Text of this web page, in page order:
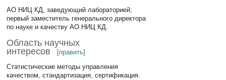
АО НИЦ КД, заведующий лабораторией;
первый заместитель генерального директора
по науке и качеству АО НИЦ КД.
Область научных
интересов
[править]
Статистические методы управления
качеством, стандартизация, сертификация.